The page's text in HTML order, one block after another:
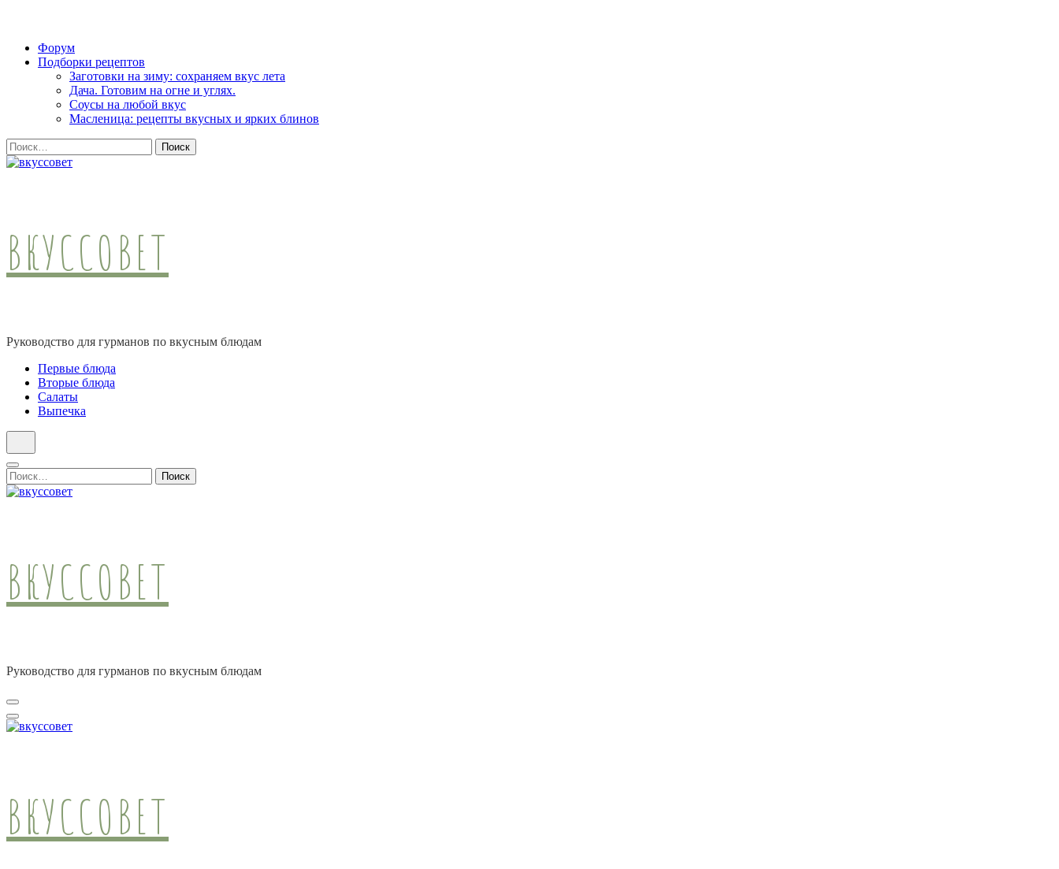
Skip
Форум
Подборки рецептов
Заготовки на зиму: сохраняем вкус лета
Дача. Готовим на огне и углях.
Соусы на любой вкус
Масленица: рецепты вкусных и ярких блинов
Найти:
ВКУССОВЕТ
Руководство для гурманов по вкусным блюдам
Первые блюда
Вторые блюда
Салаты
Выпечка
Найти:
ВКУССОВЕТ
Руководство для гурманов по вкусным блюдам
ВКУССОВЕТ